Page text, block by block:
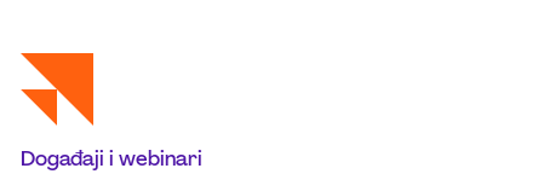
Događaji i webinari